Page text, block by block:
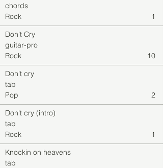
chords
Rock
1
Don't Cry
guitar-pro
Rock
10
Don't cry
tab
Pop
2
Don't cry (intro)
tab
Rock
1
Knockin on heavens
tab